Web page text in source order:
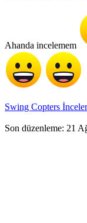
Ahanda incelemem
Swing Copters
Son düzenleme: 21